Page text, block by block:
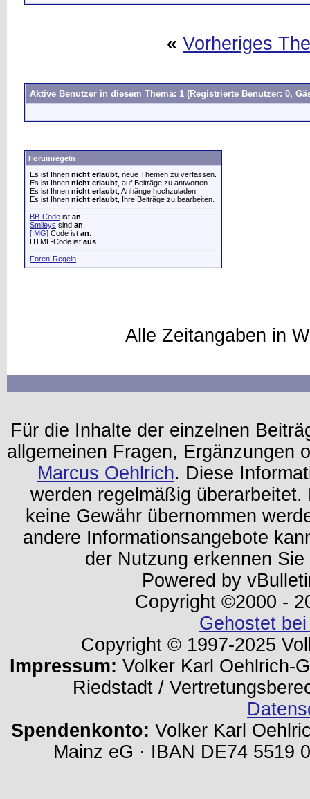
« Vorheriges
Aktive Benutzer in diesem Thema: 1 (Registrierte Benutzer: 0,
Forumregeln
Es ist Ihnen nicht erlaubt , neue Themen zu verfassen.
Es ist Ihnen nicht erlaubt , auf Beiträge zu antworten.
Es ist Ihnen nicht erlaubt , Anhänge hochzuladen.
Es ist Ihnen nicht erlaubt , Ihre Beiträge zu bearbeiten.
BB-Code ist an
Smileys sind an
[IMG] Code ist an
HTML-Code ist aus
Foren-Regeln
Alle Zeitangaben in
Für die Inhalte der einzelnen
allgemeinen Fragen, Ergänzungen
Marcus Oehlrich. Diese
werden regelmäßig
keine Gewähr übernommen
andere Informationsangebote
der Nutzung erkennen
Powered by
Copyright ©2000 -
Gehostet
Copyright © 1997-2025
Impressum: Volker Karl Oehlrich-
Riedstadt /
Spendenkonto: Volker Karl
Mainz eG · IBAN DE74 5519